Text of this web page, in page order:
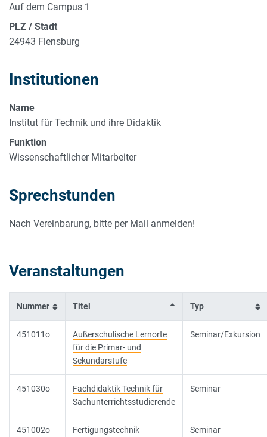
Auf dem Campus 1
PLZ / Stadt
24943 Flensburg
Institutionen
Name
Institut für Technik und ihre Didaktik
Funktion
Wissenschaftlicher Mitarbeiter
Sprechstunden
Nach Vereinbarung, bitte per Mail anmelden!
Veranstaltungen
Nummer Titel Typ
451011o
Außerschulische Lernorte
für die Primar- und
Sekundarstufe
Seminar/Exkursion
451030o
Fachdidaktik Technik für
Sachunterrichtsstudierende
Seminar
451002o Fertigungstechnik Seminar